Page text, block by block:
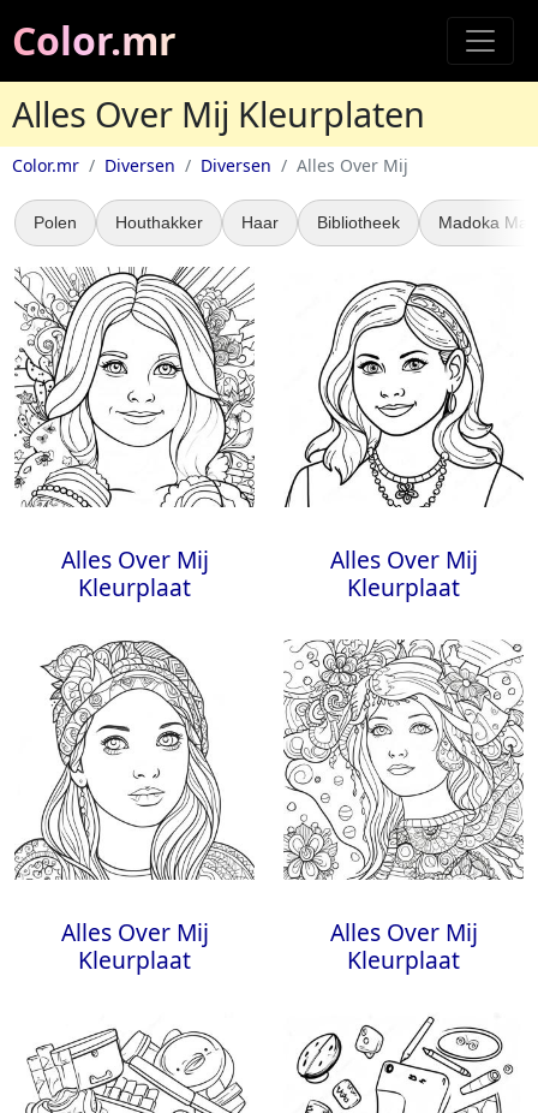
Color.mr
Alles Over Mij Kleurplaten
Color.mr Diversen Diversen Alles Over Mij
Polen Houthakker Haar Bibliotheek Madoka
Alles Over Mij
Kleurplaat
Alles Over Mij
Kleurplaat
Alles Over Mij
Kleurplaat
Alles Over Mij
Kleurplaat